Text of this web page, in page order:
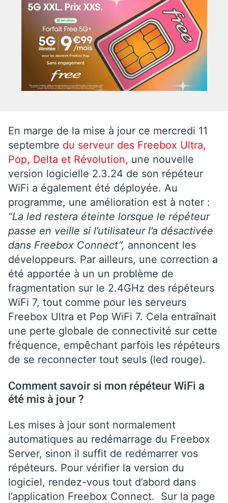
En marge de la mise à jour ce mercredi 11
septembre du serveur des Freebox Ultra,
Pop, Delta et Révolution, une nouvelle
version logicielle 2.3.24 de son répéteur
WiFi a également été déployée. Au
programme, une amélioration est à noter :
“La led restera éteinte lorsque le répéteur
passe en veille si l’utilisateur l’a désactivée
dans Freebox Connect”, annoncent les
développeurs. Par ailleurs, une correction a
été apportée à un un problème de
fragmentation sur le 2.4GHz des répéteurs
WiFi 7, tout comme pour les serveurs
Freebox Ultra et Pop WiFi 7. Cela entraînait
une perte globale de connectivité sur cette
fréquence, empêchant parfois les répéteurs
de se reconnecter tout seuls (led rouge).
Comment savoir si mon répéteur WiFi a
été mis à jour ?
Les mises à jour sont normalement
automatiques au redémarrage du Freebox
Server, sinon il suffit de redémarrer vos
répéteurs. Pour vérifier la version du
logiciel, rendez-vous tout d’abord dans
l’application Freebox Connect. Sur la page